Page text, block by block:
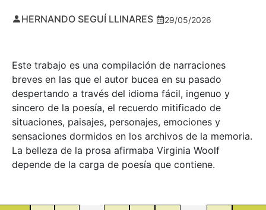
HERNANDO SEGUÍ LLINARES 29/05/2026
Este trabajo es una compilación de narraciones
breves en las que el autor bucea en su pasado
despertando a través del idioma fácil, ingenuo y
sincero de la poesía, el recuerdo mitificado de
situaciones, paisajes, personajes, emociones y
sensaciones dormidos en los archivos de la memoria.
La belleza de la prosa afirmaba Virginia Woolf
depende de la carga de poesía que contiene.